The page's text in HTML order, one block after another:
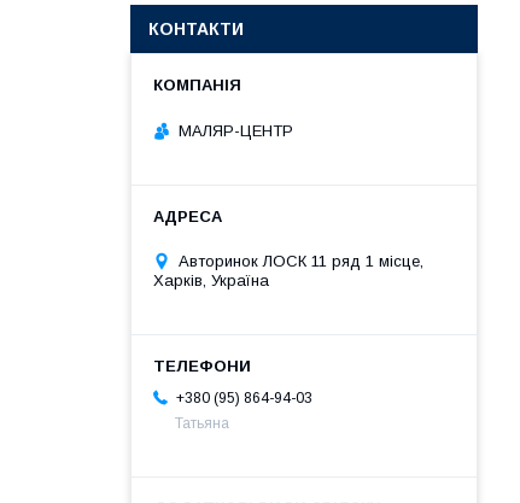
КОНТАКТИ
МАЛЯР-ЦЕНТР
Авторинок ЛОСК 11 ряд 1 місце,
Харків, Україна
+380 (95) 864-94-03
Татьяна